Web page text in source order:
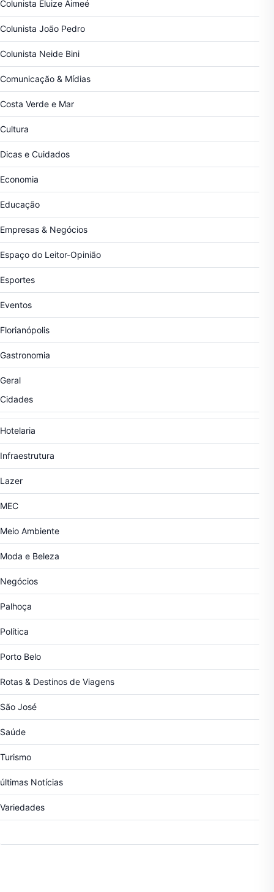
Colunista Eluize Aimeé
Colunista João Pedro
Colunista Neide Bini
Comunicação & Mídias
Costa Verde e Mar
Cultura
Dicas e Cuidados
Economia
Educação
Empresas & Negócios
Espaço do Leitor-Opinião
Esportes
Eventos
Florianópolis
Gastronomia
Geral
Cidades
Hotelaria
Infraestrutura
Lazer
MEC
Meio Ambiente
Moda e Beleza
Negócios
Palhoça
Política
Porto Belo
Rotas & Destinos de Viagens
São José
Saúde
Turismo
últimas Notícias
Variedades